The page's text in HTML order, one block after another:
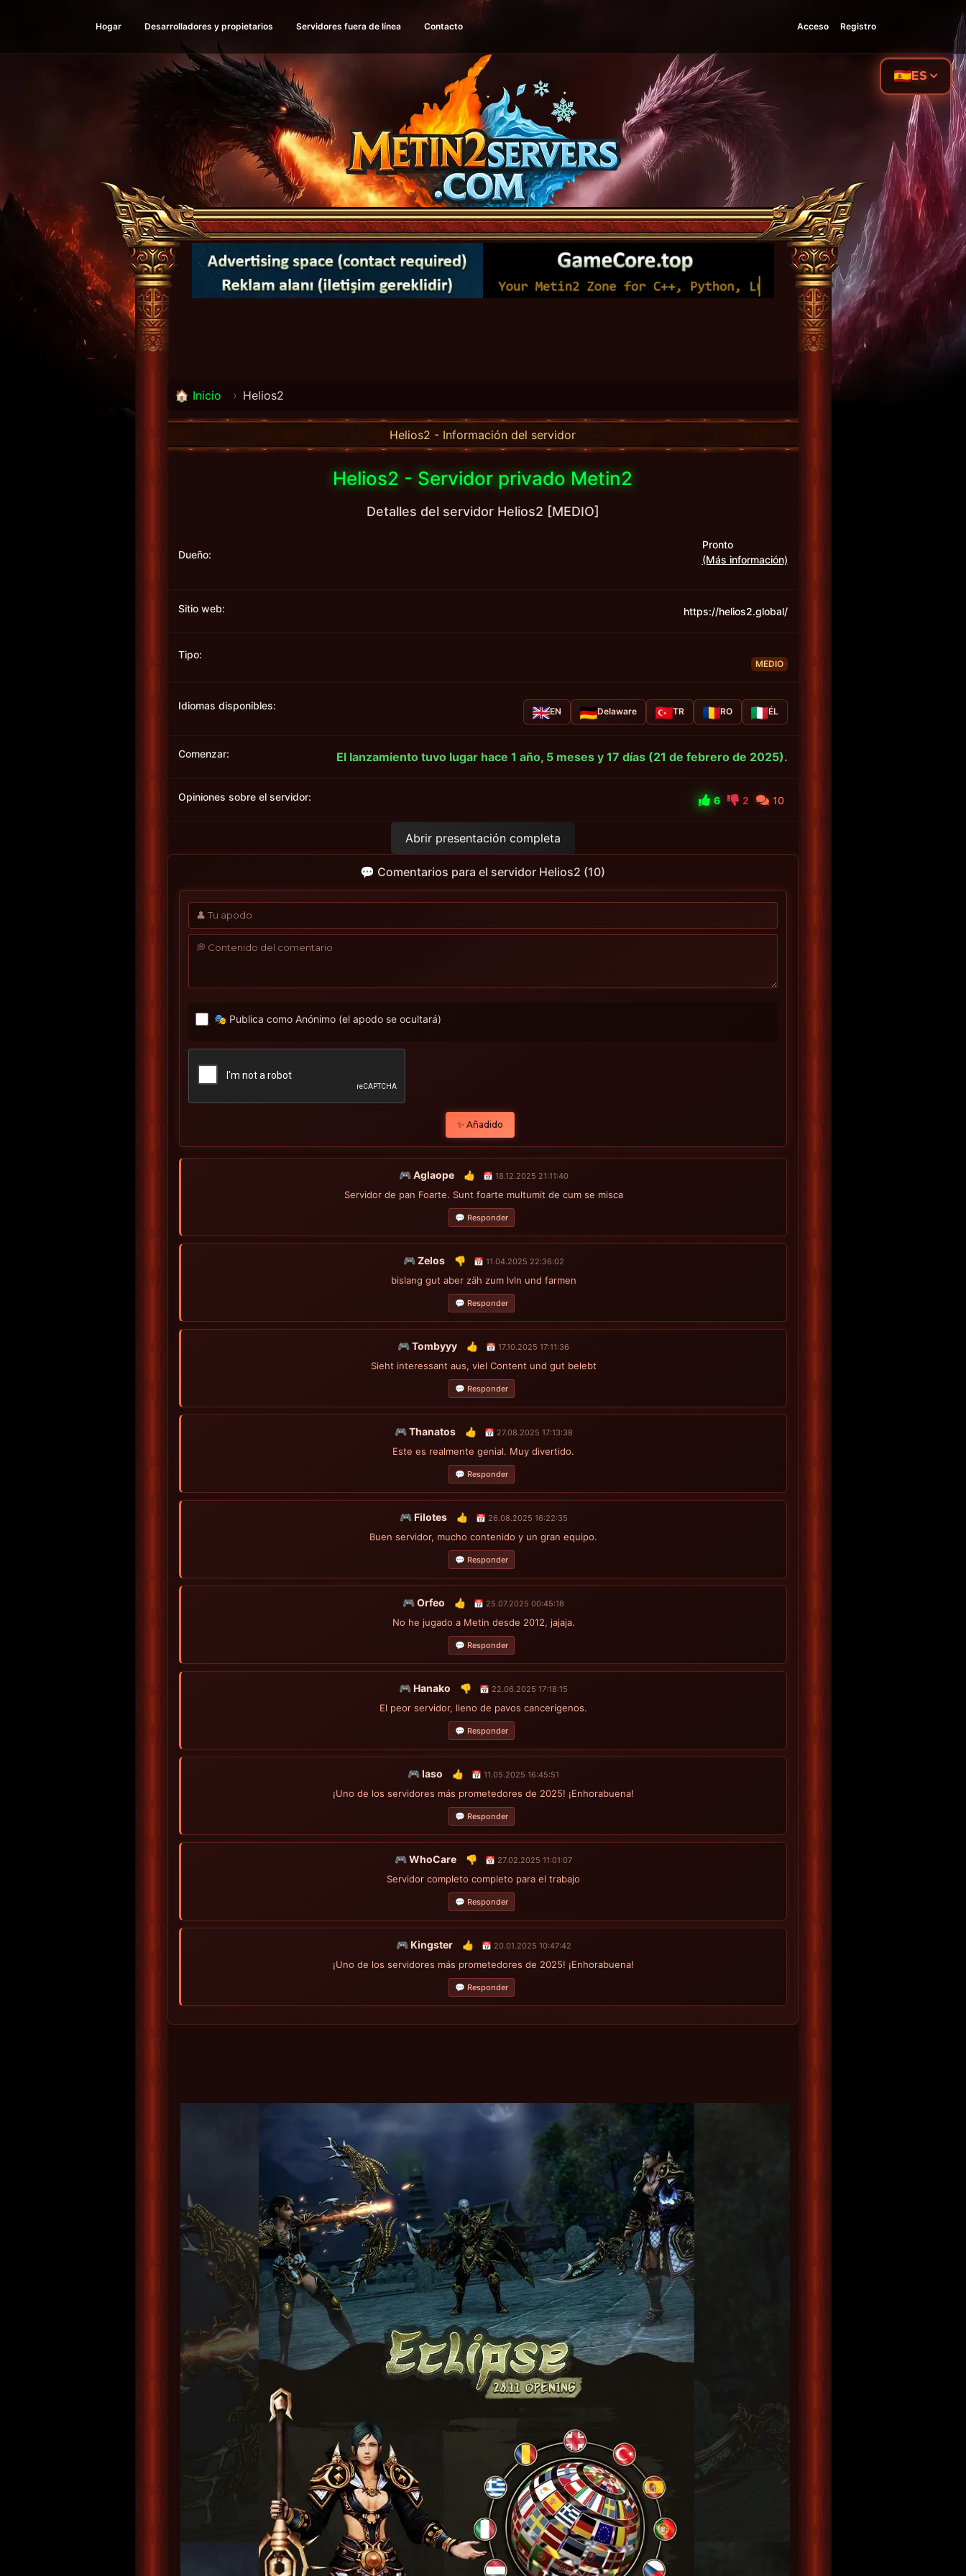
ES
Hogar Desarrolladores y propietarios Servidores fuera de línea Contacto Acceso Registro
🏠 Inicio › Helios2
Helios2 - Información del servidor
Helios2 - Servidor privado Metin2
Detalles del servidor Helios2 [MEDIO]
Dueño:
Pronto
(Más información)
Sitio web: https://helios2.global/
Tipo:
MEDIO
Idiomas disponibles: EN Delaware TR RO ÉL
Comenzar: El lanzamiento tuvo lugar hace 1 año, 5 meses y 17 días (21 de febrero de 2025).
Opiniones sobre el servidor: 6 2 10
Abrir presentación completa
💬 Comentarios para el servidor Helios2 (10)
🎭 Publica como Anónimo (el apodo se ocultará)
✨ Añadido
🎮 Aglaope 👍 📅 18.12.2025 21:11:40
Servidor de pan Foarte. Sunt foarte multumit de cum se misca
💬 Responder
🎮 Zelos 👎 📅 11.04.2025 22:36:02
bislang gut aber zäh zum lvln und farmen
💬 Responder
🎮 Tombyyy 👍 📅 17.10.2025 17:11:36
Sieht interessant aus, viel Content und gut belebt
💬 Responder
🎮 Thanatos 👍 📅 27.08.2025 17:13:38
Este es realmente genial. Muy divertido.
💬 Responder
🎮 Filotes 👍 📅 26.08.2025 16:22:35
Buen servidor, mucho contenido y un gran equipo.
💬 Responder
🎮 Orfeo 👍 📅 25.07.2025 00:45:18
No he jugado a Metin desde 2012, jajaja.
💬 Responder
🎮 Hanako 👎 📅 22.06.2025 17:18:15
El peor servidor, lleno de pavos cancerígenos.
💬 Responder
🎮 Iaso 👍 📅 11.05.2025 16:45:51
¡Uno de los servidores más prometedores de 2025! ¡Enhorabuena!
💬 Responder
🎮 WhoCare 👎 📅 27.02.2025 11:01:07
Servidor completo completo para el trabajo
💬 Responder
🎮 Kingster 👍 📅 20.01.2025 10:47:42
¡Uno de los servidores más prometedores de 2025! ¡Enhorabuena!
💬 Responder